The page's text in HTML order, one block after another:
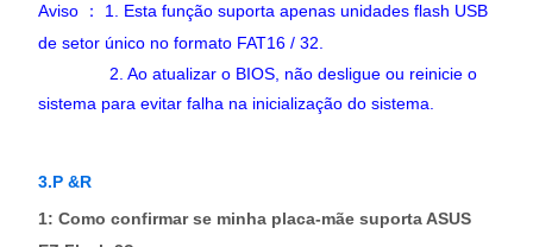
Aviso ： 1. Esta função suporta apenas unidades flash USB
de setor único no formato FAT16 / 32.
2. Ao atualizar o BIOS, não desligue ou reinicie o
sistema para evitar falha na inicialização do sistema.
3.P &R
1: Como confirmar se minha placa-mãe suporta ASUS